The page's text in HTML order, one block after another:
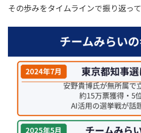
その歩みをタイムラインで振り返っ